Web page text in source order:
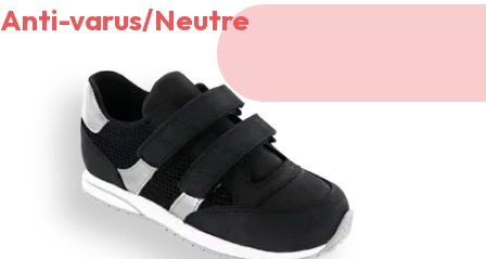
Anti-varus/Neutre